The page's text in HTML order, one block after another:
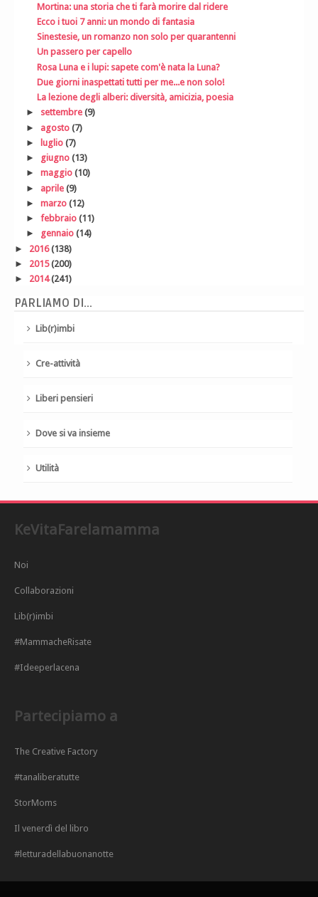
Mortina: una storia che ti farà morire dal ridere
Ecco i tuoi 7 anni: un mondo di fantasia
Sinestesie, un romanzo non solo per quarantenni
Un passero per capello
Rosa Luna e i lupi: sapete com'è nata la Luna?
Due giorni inaspettati tutti per me...e non solo!
La lezione degli alberi: diversità, amicizia, poesia
► settembre (9)
► agosto (7)
►
luglio (7)
► giugno (13)
► maggio (10)
► aprile (9)
► marzo (12)
► febbraio (11)
► gennaio (14)
► 2016(138)
► 2015(200)
► 2014(241)
PARLIAMO DI...
Lib(r)imbi
Cre-attività
Liberi pensieri
Dove si va insieme
Utilità
KeVitaFarelamamma
Noi
Collaborazioni
Lib(r)imbi
#MammacheRisate
#Ideeperlacena
Partecipiamo a
The Creative Factory
#tanaliberatutte
StorMoms
Il venerdì del libro
#letturadellabuonanotte